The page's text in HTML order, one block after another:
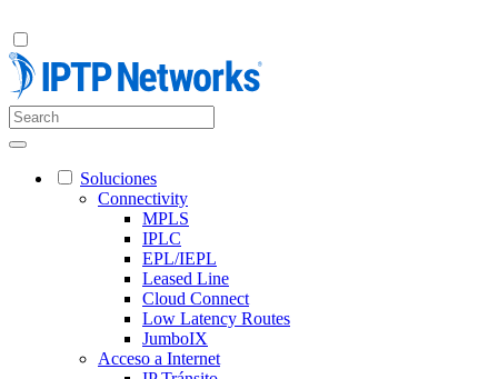
Soluciones
Connectivity
MPLS
IPLC
EPL/IEPL
Leased Line
Cloud Connect
Low Latency Routes
JumboIX
Acceso a Internet